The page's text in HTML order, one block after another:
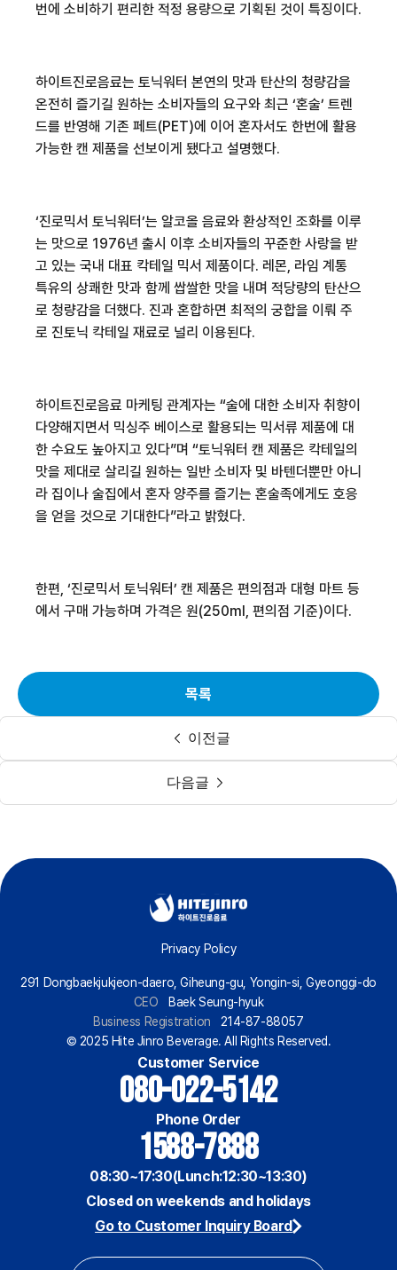
번에 소비하기 편리한 적정 용량으로 기획된 것이 특징이다.
하이트진로음료는 토닉워터 본연의 맛과 탄산의 청량감을
온전히 즐기길 원하는 소비자들의 요구와 최근 ‘혼술’ 트렌
드를 반영해 기존 페트(PET)에 이어 혼자서도 한번에 활용
가능한 캔 제품을 선보이게 됐다고 설명했다.
‘진로믹서 토닉워터’는 알코올 음료와 환상적인 조화를 이루
는 맛으로 1976년 출시 이후 소비자들의 꾸준한 사랑을 받
고 있는 국내 대표 칵테일 믹서 제품이다. 레몬, 라임 계통
특유의 상쾌한 맛과 함께 쌉쌀한 맛을 내며 적당량의 탄산으
로 청량감을 더했다. 진과 혼합하면 최적의 궁합을 이뤄 주
로 진토닉 칵테일 재료로 널리 이용된다.
하이트진로음료 마케팅 관계자는 “술에 대한 소비자 취향이
다양해지면서 믹싱주 베이스로 활용되는 믹서류 제품에 대
한 수요도 높아지고 있다”며 “토닉워터 캔 제품은 칵테일의
맛을 제대로 살리길 원하는 일반 소비자 및 바텐더뿐만 아니
라 집이나 술집에서 혼자 양주를 즐기는 혼술족에게도 호응
을 얻을 것으로 기대한다”라고 밝혔다.
한편, ‘진로믹서 토닉워터’ 캔 제품은 편의점과 대형 마트 등
에서 구매 가능하며 가격은 원(250ml, 편의점 기준)이다.
이전글
목록
다음글
Privacy Policy
291 Dongbaekjukjeon-daero, Giheung-gu, Yongin-si, Gyeonggi-do
CEO
Baek Seung-hyuk
Business Registration
214-87-88057
© 2025 Hite Jinro Beverage. All Rights Reserved.
Customer Service
080-022-5142
Phone Order
1588-7888
08:30~17:30(Lunch:12:30~13:30)
Closed on weekends and holidays
Go to Customer Inquiry Board